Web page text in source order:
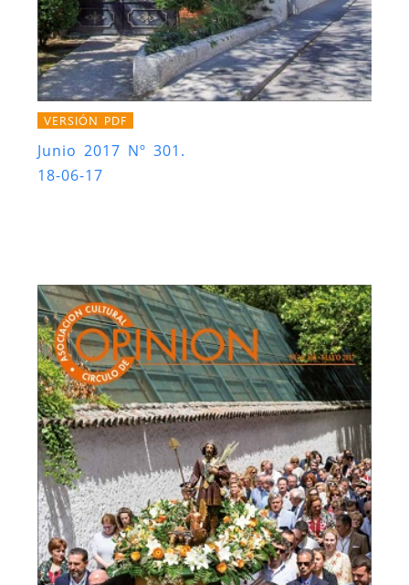
VERSIÓN PDF
Junio 2017 Nº 301.
18-06-17